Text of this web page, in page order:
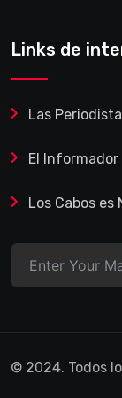
Links de
Las
El Informador
Los Cabos es
© 2024. Todos